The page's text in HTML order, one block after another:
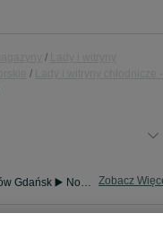
Sprzedaż lad i witryn chłodniczych dla sklepów Gdańsk ▶️ Nowe i używane oferty ✅ Szeroki wybór w najlepszych cenach ✌ Znajdź ogłoszenia na OLX.pl! Zobacz